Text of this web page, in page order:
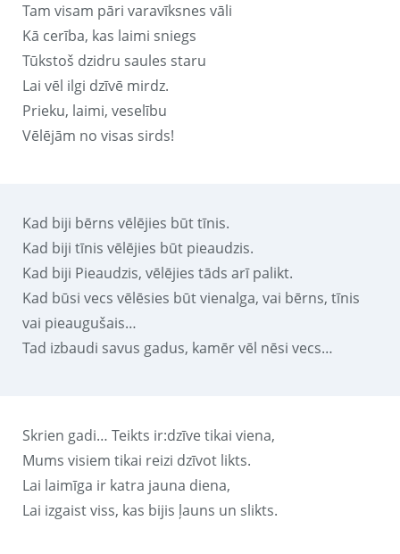
Tam visam pāri varavīksnes vāli
Kā cerība, kas laimi sniegs
Tūkstoš dzidru saules staru
Lai vēl ilgi dzīvē mirdz.
Prieku, laimi, veselību
Vēlējām no visas sirds!
Kad biji bērns vēlējies būt tīnis.
Kad biji tīnis vēlējies būt pieaudzis.
Kad biji Pieaudzis, vēlējies tāds arī palikt.
Kad būsi vecs vēlēsies būt vienalga, vai bērns, tīnis
vai pieaugušais…
Tad izbaudi savus gadus, kamēr vēl nēsi vecs…
Skrien gadi… Teikts ir:dzīve tikai viena,
Mums visiem tikai reizi dzīvot likts.
Lai laimīga ir katra jauna diena,
Lai izgaist viss, kas bijis ļauns un slikts.